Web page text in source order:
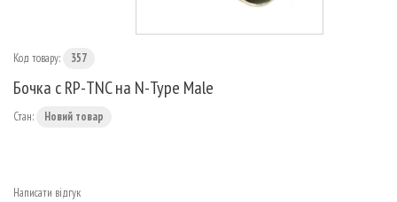
Код товару: 357
Бочка с RP-TNC на N-Type Male
Стан: Новий товар
Написати відгук